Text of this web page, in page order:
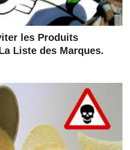
les Produits
Liste des Marques.